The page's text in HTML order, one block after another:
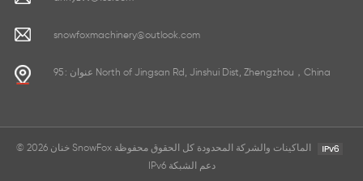
snowfoxmachinery@outlook.com
عنوان : 95 North of Jingsan Rd, Jinshui Dist, Zhengzhou，China
IPv6 دعم الشبكة